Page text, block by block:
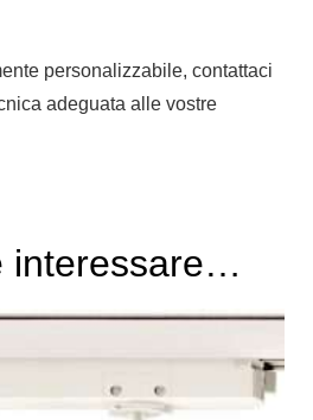
personalizzabile, contattaci
adeguata alle vostre
interessare…